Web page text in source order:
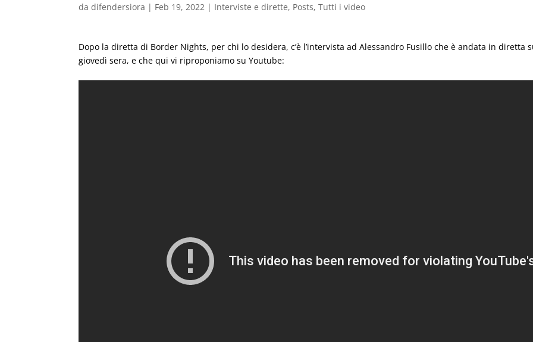
da difendersiora | Feb 19, 2022 | Interviste e dirette, Posts, Tutti i video
Dopo la diretta di Border Nights, per chi lo desidera, c’è l’intervista ad Alessandro Fusillo che è andata in diretta
giovedì sera, e che qui vi riproponiamo su Youtube: